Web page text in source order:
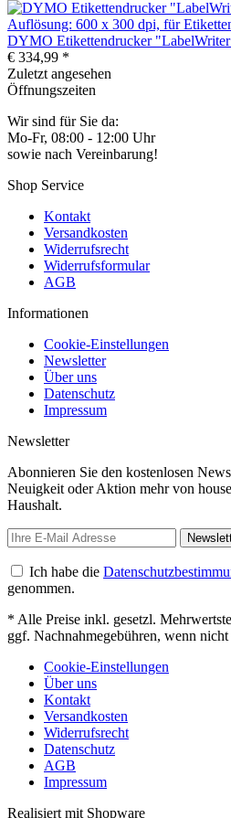
DYMO Etikettendrucker
€ 334,99 *
Zuletzt angesehen
Öffnungszeiten
Wir sind für Sie da:
Mo-Fr, 08:00 - 12:00 Uhr
sowie nach Vereinbarung!
Shop Service
Kontakt
Versandkosten
Widerrufsrecht
Widerrufsformular
AGB
Informationen
Cookie-Einstellungen
Newsletter
Über uns
Datenschutz
Impressum
Newsletter
Abonnieren Sie den kostenlosen
Neuigkeit oder Aktion mehr von
Haushalt.
Ich habe die
genommen.
* Alle Preise inkl. gesetzl.
ggf. Nachnahmegebühren, wenn nicht
Cookie-Einstellungen
Über uns
Kontakt
Versandkosten
Widerrufsrecht
Datenschutz
AGB
Impressum
Realisiert mit Shopware